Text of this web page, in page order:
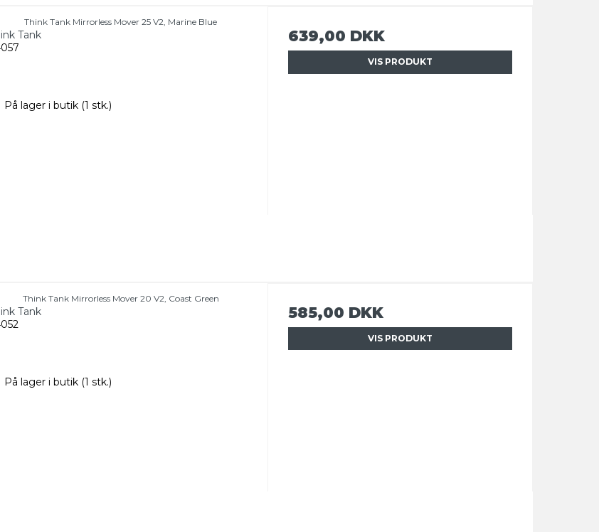
Think Tank Mirrorless Mover 25 V2, Marine Blue
Tank
På lager i butik (1 stk.)
639,00 DKK
VIS PRODUKT
Think Tank Mirrorless Mover 20 V2, Coast Green
Tank
På lager i butik (1 stk.)
585,00 DKK
VIS PRODUKT